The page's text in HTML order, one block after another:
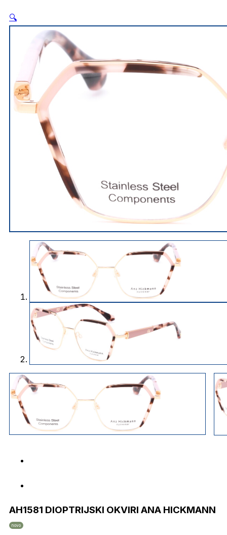
🔍
AH1581 DIOPTRIJSKI OKVIRI ANA HICKMANN
novo